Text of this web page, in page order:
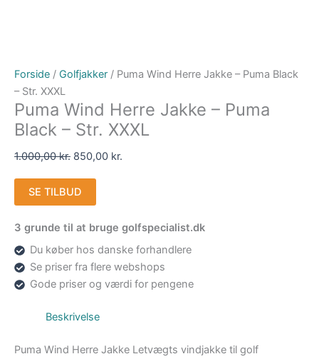
Forside / Golfjakker / Puma Wind Herre Jakke – Puma Black
– Str. XXXL
Puma Wind Herre Jakke – Puma
Black – Str. XXXL
1.000,00kr. 850,00 kr.
SE TILBUD
3 grunde til at bruge golfspecialist.dk
Du køber hos danske forhandlere
Se priser fra flere webshops
Gode priser og værdi for pengene
Beskrivelse
Puma Wind Herre Jakke Letvægts vindjakke til golf